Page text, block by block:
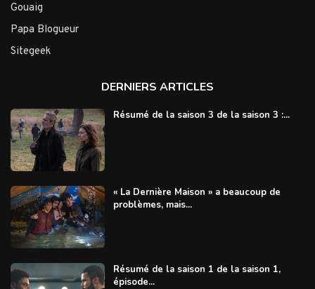
Gouaig
Papa Blogueur
Sitegeek
DERNIERS ARTICLES
Résumé de la saison 3 de la saison 3 :...
« La Dernière Maison » a beaucoup de
problèmes, mais...
Résumé de la saison 1 de la saison 1,
épisode...